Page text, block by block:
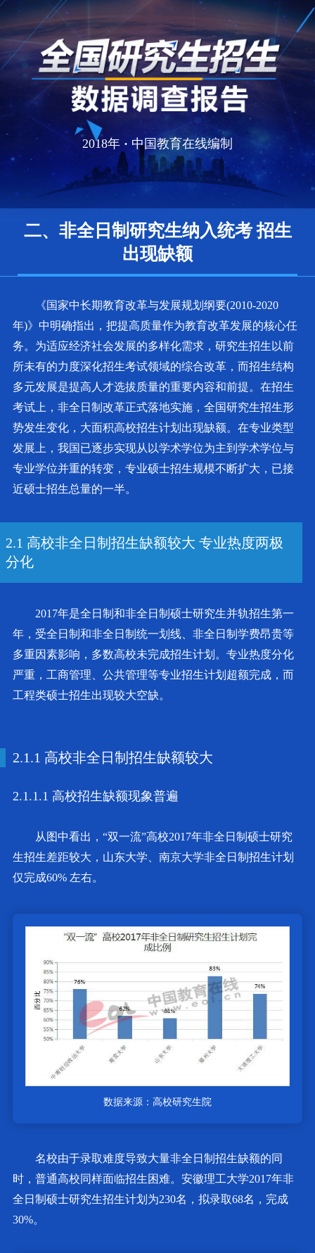
2018年 · 中国教育在线编制
二、非全日制研究生纳入统考 招生
出现缺额
《国家中长期教育改革与发展规划纲要(2010-2020
年)》中明确指出，把提高质量作为教育改革发展的核心任
务。为适应经济社会发展的多样化需求，研究生招生以前
所未有的力度深化招生考试领域的综合改革，而招生结构
多元发展是提高人才选拔质量的重要内容和前提。在招生
考试上，非全日制改革正式落地实施，全国研究生招生形
势发生变化，大面积高校招生计划出现缺额。在专业类型
发展上，我国已逐步实现从以学术学位为主到学术学位与
专业学位并重的转变，专业硕士招生规模不断扩大，已接
近硕士招生总量的一半。
2.1 高校非全日制招生缺额较大 专业热度两极
分化
2017年是全日制和非全日制硕士研究生并轨招生第一
年，受全日制和非全日制统一划线、非全日制学费昂贵等
多重因素影响，多数高校未完成招生计划。专业热度分化
严重，工商管理、公共管理等专业招生计划超额完成，而
工程类硕士招生出现较大空缺。
2.1.1 高校非全日制招生缺额较大
2.1.1.1 高校招生缺额现象普遍
从图中看出，“双一流”高校2017年非全日制硕士研究
生招生差距较大，山东大学、南京大学非全日制招生计划
仅完成60% 左右。
数据来源：高校研究生院
名校由于录取难度导致大量非全日制招生缺额的同
时，普通高校同样面临招生困难。安徽理工大学2017年非
全日制硕士研究生招生计划为230名，拟录取68名，完成
30%。